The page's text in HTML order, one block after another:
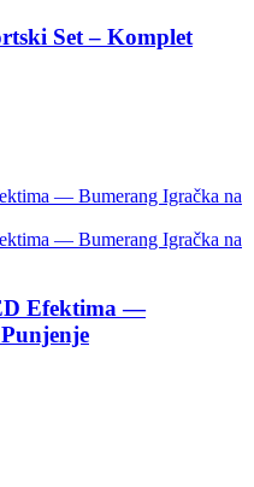
Set – Komplet
Efektima —